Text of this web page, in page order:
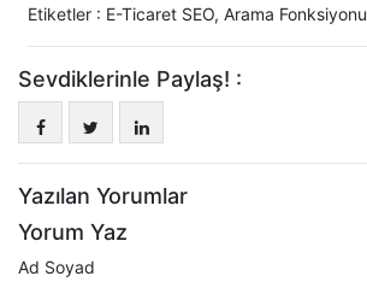
Etiketler : E-Ticaret SEO, Arama Fonksiyonu
Sevdiklerinle Paylaş! :
Yazılan Yorumlar
Yorum Yaz
Ad Soyad